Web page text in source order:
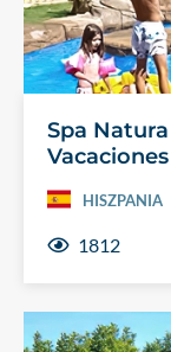
Spa
Vacaciones
HISZPANIA
1812